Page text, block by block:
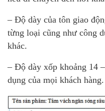
– Độ dày của tôn giao
từng loại cũng như công
khác.
– Độ dày xốp khoảng 14
dụng của mọi khách hàng.